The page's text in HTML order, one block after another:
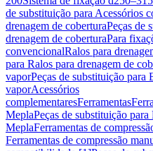
de substituição para Acessórios
drenagem de coberturaPeças de
drenagem de coberturaPara
convencionalRalos para
para Ralos para drenagem de
vaporPeças de substituição para
vaporAcessórios
complementaresFerramentas
MeplaPeças de substituição
MeplaFerramentas de
Ferramentas de compressão